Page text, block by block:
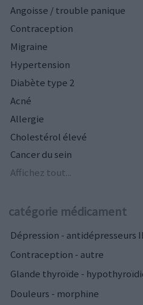
Angoisse / trouble panique
Contraception
Migraine
Hypertension
Diabète type 2
Acné
Allergie
Cholestérol élevé
Cancer du sein
Affichez tout...
catégorie médicament
Dépression - antidépresseurs
Contraception - autre
Glande thyroïde -
Douleurs - morphine